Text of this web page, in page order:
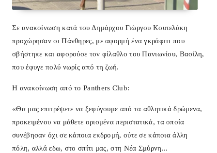
Σε ανακοίνωση κατά του Δημάρχου Γιώργου Κουτελάκη
προχώρησαν οι Πάνθηρες, με αφορμή ένα γκράφιτι που
σβήστηκε και αφορούσε τον φίλαθλο του Πανιωνίου, Βασίλη,
που έφυγε πολύ νωρίς από τη ζωή.
Η ανακοίνωση από το Panthers Club:
«Θα μας επιτρέψετε να ξεφύγουμε από τα αθλητικά δρώμενα,
προκειμένου να μάθετε ορισμένα περιστατικά, τα οποία
συνέβησαν όχι σε κάποια εκδρομή, ούτε σε κάποια άλλη
πόλη, αλλά εδω, στο σπίτι μας, στη Νέα Σμύρνη...